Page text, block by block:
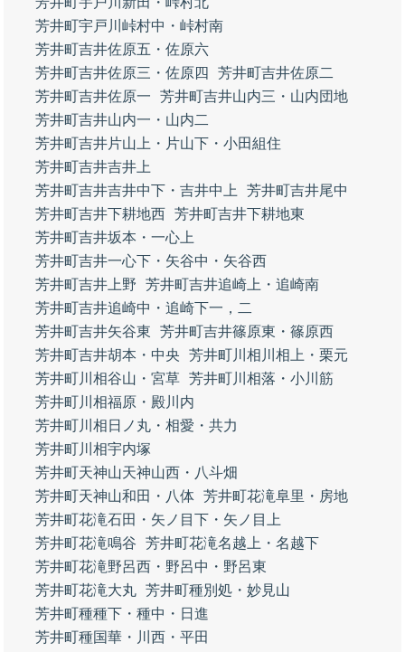
芳井町宇戸川峠村中・峠村南
芳井町吉井佐原五・佐原六
芳井町吉井佐原三・佐原四
芳井町吉井佐原二
芳井町吉井佐原一
芳井町吉井山内三・山内団地
芳井町吉井山内一・山内二
芳井町吉井片山上・片山下・小田組住
芳井町吉井吉井上
芳井町吉井吉井中下・吉井中上
芳井町吉井尾中
芳井町吉井下耕地西 芳井町吉井下耕地東
芳井町吉井坂本・一心上
芳井町吉井一心下・矢谷中・矢谷西
芳井町吉井上野
芳井町吉井追崎上・追崎南
芳井町吉井追崎中・追崎下一，二
芳井町吉井矢谷東
芳井町吉井篠原東・篠原西
芳井町吉井胡本・中央
芳井町川相川相上・栗元
芳井町川相谷山・宮草 芳井町川相落・小川筋
芳井町川相福原・殿川内
芳井町川相日ノ丸・相愛・共力
芳井町川相宇内塚
芳井町天神山天神山西・八斗畑
芳井町天神山和田・八体 芳井町花滝阜里・房地
芳井町花滝石田・矢ノ目下・矢ノ目上
芳井町花滝鳴谷
芳井町花滝名越上・名越下
芳井町花滝野呂西・野呂中・野呂東
芳井町花滝大丸 芳井町種別処・妙見山
芳井町種種下・種中・日進
芳井町種国華・川西・平田